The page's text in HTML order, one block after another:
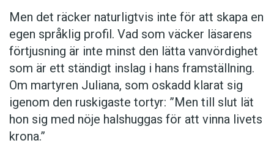
Men det räcker naturligtvis inte för att skapa en
egen språklig profil. Vad som väcker läsarens
förtjusning är inte minst den lätta vanvördighet
som är ett ständigt inslag i hans framställning.
Om martyren Juliana, som oskadd klarat sig
igenom den ruskigaste tortyr: ”Men till slut lät
hon sig med nöje halshuggas för att vinna livets
krona.”